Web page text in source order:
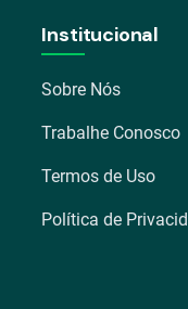
Institucional
Sobre Nós
Trabalhe Conosco
Termos de Uso
Política de